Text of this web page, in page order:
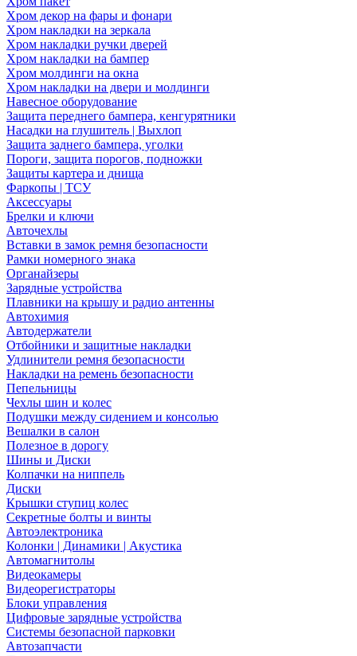
Хром декор на фары и фонари
Хром накладки на зеркала
Хром накладки ручки дверей
Хром накладки на бампер
Хром молдинги на окна
Хром накладки на двери и молдинги
Навесное оборудование
Защита переднего бампера, кенгурятники
Насадки на глушитель | Выхлоп
Защита заднего бампера, уголки
Пороги, защита порогов, подножки
Защиты картера и днища
Фаркопы | ТСУ
Аксессуары
Брелки и ключи
Авточехлы
Вставки в замок ремня безопасности
Рамки номерного знака
Органайзеры
Зарядные устройства
Плавники на крышу и радио антенны
Автохимия
Автодержатели
Отбойники и защитные накладки
Удлинители ремня безопасности
Накладки на ремень безопасности
Пепельницы
Чехлы шин и колес
Подушки между сидением и консолью
Вешалки в салон
Полезное в дорогу
Шины и Диски
Колпачки на ниппель
Диски
Крышки ступиц колес
Секретные болты и винты
Автоэлектроника
Колонки | Динамики | Акустика
Автомагнитолы
Видеокамеры
Видеорегистраторы
Блоки управления
Цифровые зарядные устройства
Системы безопасной парковки
Автозапчасти